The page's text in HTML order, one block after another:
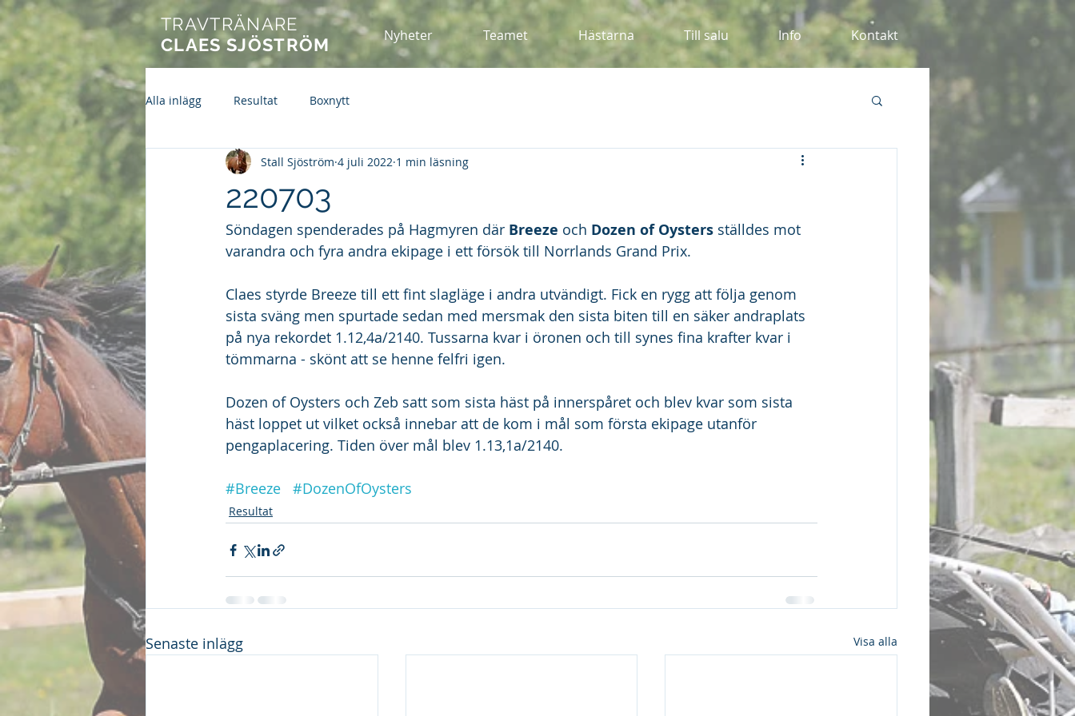
TRAVTRÄNARE
CLAES SJÖSTRÖM
Nyheter Teamet Hästarna Till salu Info Kontakt
Alla inlägg Resultat Boxnytt
220703
Stall Sjöström 4 juli 2022 1 min läsning
Söndagen spenderades på Hagmyren där Breeze och Dozen of Oysters ställdes mot
varandra och fyra andra ekipage i ett försök till Norrlands Grand Prix.
Claes styrde Breeze till ett fint slagläge i andra utvändigt. Fick en rygg att följa genom
sista sväng men spurtade sedan med mersmak den sista biten till en säker andraplats
på nya rekordet 1.12,4a/2140. Tussarna kvar i öronen och till synes fina krafter kvar i
tömmarna - skönt att se henne felfri igen.
Dozen of Oysters och Zeb satt som sista häst på innerspåret och blev kvar som sista
häst loppet ut vilket också innebar att de kom i mål som första ekipage utanför
pengaplacering. Tiden över mål blev 1.13,1a/2140.
#Breeze #DozenOfOysters
Resultat
Senaste inlägg Visa alla